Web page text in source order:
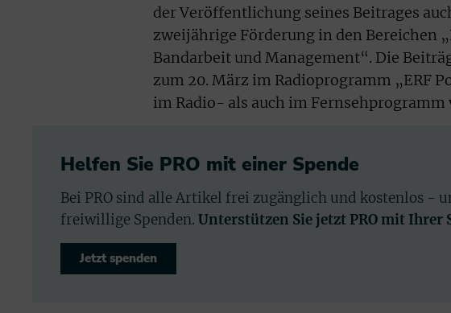
der Veröffentlichung seines Beitrages
zweijährige Förderung in den Bereichen
Bandarbeit und Management“. Die
zum 20. März im Radioprogramm „ERF
im Radio- als auch im Fernsehprogramm
Helfen Sie PRO mit einer Spende
Bei PRO sind alle Artikel frei zugänglich und kostenlos -
freiwillige Spenden. Unterstützen Sie jetzt PRO mit Ihrer
Jetzt spenden